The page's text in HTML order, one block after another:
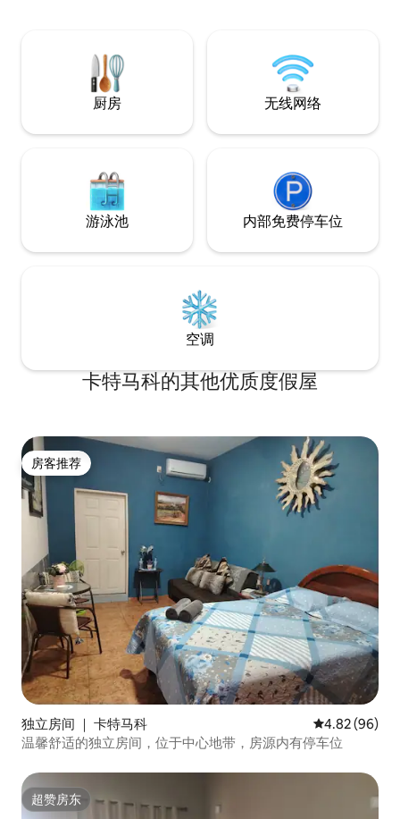
鹉以及附近的河流和海滩。非常适合在家
办公或远离城市的喧嚣。
厨房 无线网络
游泳池 内部免费停车位
空调
卡特马科的其他优质度假屋
房客推荐
房客推荐
独立房间 ｜ 卡特马科 平均评分 4.82
4.82 (96)
温馨舒适的独立房间，位于中心地带，房源内有停车位
超赞房东
超赞房东